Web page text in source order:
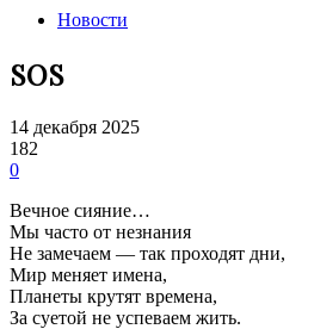
Новости
SOS
14 декабря 2025
182
0
Вечное сияние…
Мы часто от незнания
Не замечаем — так проходят дни,
Мир меняет имена,
Планеты крутят времена,
За суетой не успеваем жить.